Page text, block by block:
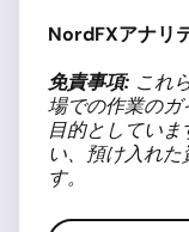
NordFXアナリ
免責事項: これ
場での作業のガ
目的としてい
い、預け入れ
す。